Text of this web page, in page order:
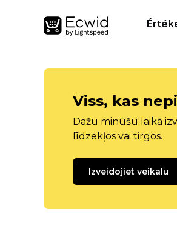
Viss, kas
Dažu minūšu laikā
līdzekļos vai tirgos.
Izveidojiet veikalu